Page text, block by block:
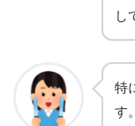
し
特
す